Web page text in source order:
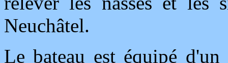
Neuchâtel.
Le bateau est équipé